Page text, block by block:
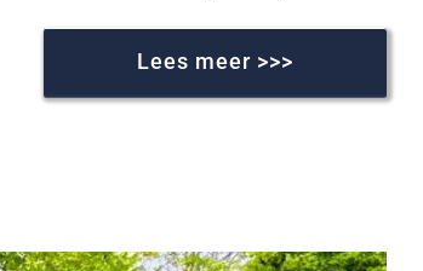
Lees meer >>>